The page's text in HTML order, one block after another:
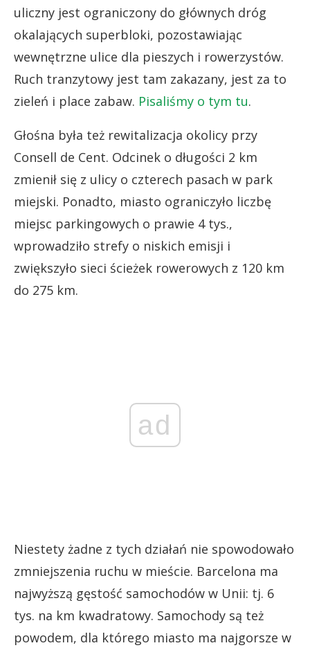
uliczny jest ograniczony do głównych dróg
okalających superbloki, pozostawiając
wewnętrzne ulice dla pieszych i rowerzystów.
Ruch tranzytowy jest tam zakazany, jest za to
zieleń i place zabaw. Pisaliśmy o tym tu.
Głośna była też rewitalizacja okolicy przy
Consell de Cent. Odcinek o długości 2 km
zmienił się z ulicy o czterech pasach w park
miejski. Ponadto, miasto ograniczyło liczbę
miejsc parkingowych o prawie 4 tys.,
wprowadziło strefy o niskich emisji i
zwiększyło sieci ścieżek rowerowych z 120 km
do 275 km.
ad
Niestety żadne z tych działań nie spowodowało
zmniejszenia ruchu w mieście. Barcelona ma
najwyższą gęstość samochodów w Unii: tj. 6
tys. na km kwadratowy. Samochody są też
powodem, dla którego miasto ma najgorsze w